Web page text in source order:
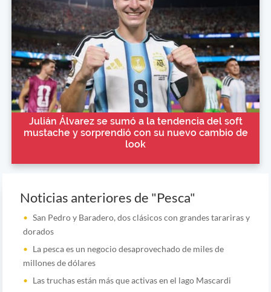
Julián Álvarez se sumó a la tendencia del soft
mustache y sorprendió con su nuevo cambio de
look
Noticias anteriores de "Pesca"
San Pedro y Baradero, dos clásicos con grandes tarariras y
dorados
La pesca es un negocio desaprovechado de miles de
millones de dólares
Las truchas están más que activas en el lago Mascardi